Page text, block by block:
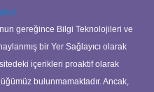
gereğince Bilgi Teknolojileri ve
bir Yer Sağlayıcı olarak
içerikleri proaktif olarak
bulunmamaktadır. Ancak,